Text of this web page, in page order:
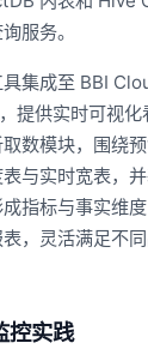
服务。
集成至 BBI
提供实时可视化
数模块，围绕
与实时宽表，
指标与事实维
，灵活满足不
控实践